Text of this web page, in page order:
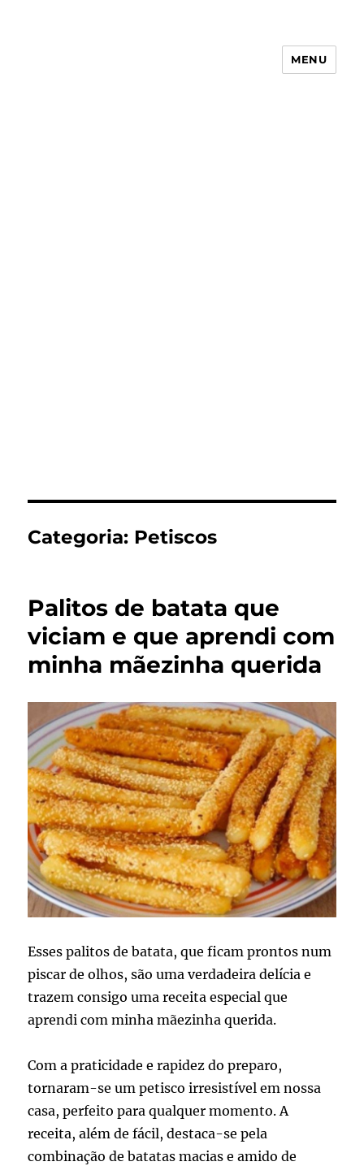
MENU
Categoria: Petiscos
Palitos de batata que
viciam e que aprendi com
minha mãezinha querida
Esses palitos de batata, que ficam prontos num
piscar de olhos, são uma verdadeira delícia e
trazem consigo uma receita especial que
aprendi com minha mãezinha querida.
Com a praticidade e rapidez do preparo,
tornaram-se um petisco irresistível em nossa
casa, perfeito para qualquer momento. A
receita, além de fácil, destaca-se pela
combinação de batatas macias e amido de